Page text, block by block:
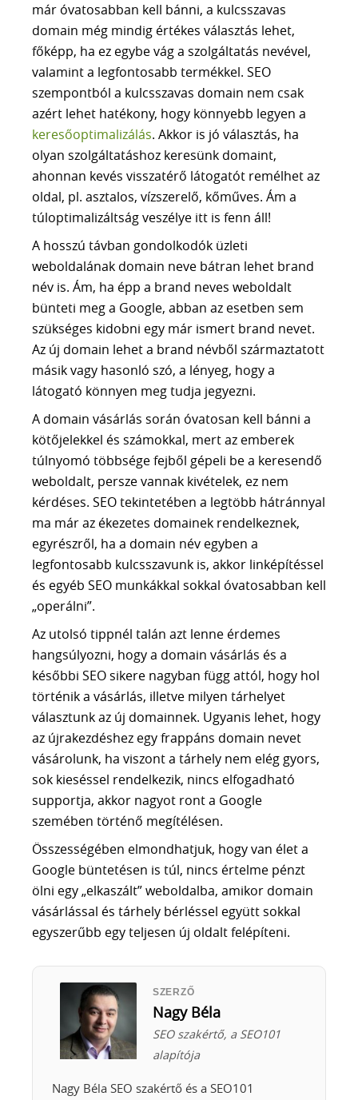
A CSAPAT
KAPCSOLAT
30 PERCES INGYENES TANÁCSADÁS
már óvatosabban kell bánni, a kulcsszavas
domain még mindig értékes választás lehet,
főképp, ha ez egybe vág a szolgáltatás nevével,
valamint a legfontosabb termékkel. SEO
szempontból a kulcsszavas domain nem csak
azért lehet hatékony, hogy könnyebb legyen a
keresőoptimalizálás. Akkor is jó választás, ha
olyan szolgáltatáshoz keresünk domaint,
ahonnan kevés visszatérő látogatót remélhet az
oldal, pl. asztalos, vízszerelő, kőműves. Ám a
túloptimalizáltság veszélye itt is fenn áll!
A hosszú távban gondolkodók üzleti
weboldalának domain neve bátran lehet brand
név is. Ám, ha épp a brand neves weboldalt
bünteti meg a Google, abban az esetben sem
szükséges kidobni egy már ismert brand nevet.
Az új domain lehet a brand névből származtatott
másik vagy hasonló szó, a lényeg, hogy a
látogató könnyen meg tudja jegyezni.
A domain vásárlás során óvatosan kell bánni a
kötőjelekkel és számokkal, mert az emberek
túlnyomó többsége fejből gépeli be a keresendő
weboldalt, persze vannak kivételek, ez nem
kérdéses. SEO tekintetében a legtöbb hátránnyal
ma már az ékezetes domainek rendelkeznek,
egyrészről, ha a domain név egyben a
legfontosabb kulcsszavunk is, akkor linképítéssel
és egyéb SEO munkákkal sokkal óvatosabban kell
„operálni”.
Az utolsó tippnél talán azt lenne érdemes
hangsúlyozni, hogy a domain vásárlás és a
későbbi SEO sikere nagyban függ attól, hogy hol
történik a vásárlás, illetve milyen tárhelyet
választunk az új domainnek. Ugyanis lehet, hogy
az újrakezdéshez egy frappáns domain nevet
vásárolunk, ha viszont a tárhely nem elég gyors,
sok kieséssel rendelkezik, nincs elfogadható
supportja, akkor nagyot ront a Google
szemében történő megítélésen.
Összességében elmondhatjuk, hogy van élet a
Google büntetésen is túl, nincs értelme pénzt
ölni egy „elkaszált” weboldalba, amikor domain
vásárlással és tárhely bérléssel együtt sokkal
egyszerűbb egy teljesen új oldalt felépíteni.
SZERZŐ
Nagy Béla
SEO szakértő, a SEO101
alapítója
Nagy Béla SEO szakértő és a SEO101